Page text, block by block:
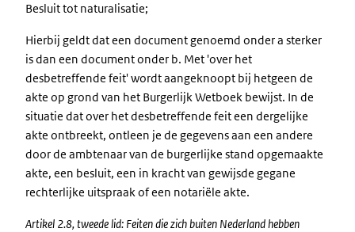
Besluit tot naturalisatie;
Hierbij geldt dat een document genoemd onder a sterker
is dan een document onder b. Met 'over het
desbetreffende feit' wordt aangeknoopt bij hetgeen de
akte op grond van het Burgerlijk Wetboek bewijst. In de
situatie dat over het desbetreffende feit een dergelijke
akte ontbreekt, ontleen je de gegevens aan een andere
door de ambtenaar van de burgerlijke stand opgemaakte
akte, een besluit, een in kracht van gewijsde gegane
rechterlijke uitspraak of een notariële akte.
Artikel 2.8, tweede lid: Feiten die zich buiten Nederland hebben